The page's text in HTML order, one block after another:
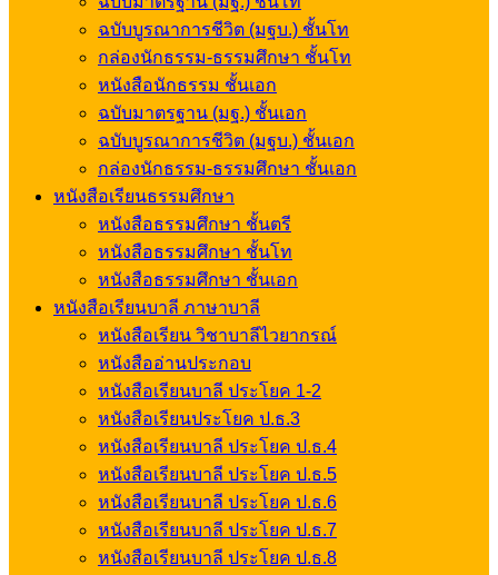
ฉบับบูรณาการชีวิต (มฐบ.) ชั้นโท
กล่องนักธรรม-ธรรมศึกษา ชั้นโท
หนังสือนักธรรม ชั้นเอก
ฉบับมาตรฐาน (มฐ.) ชั้นเอก
ฉบับบูรณาการชีวิต (มฐบ.) ชั้นเอก
กล่องนักธรรม-ธรรมศึกษา ชั้นเอก
หนังสือเรียนธรรมศึกษา
หนังสือธรรมศึกษา ชั้นตรี
หนังสือธรรมศึกษา ชั้นโท
หนังสือธรรมศึกษา ชั้นเอก
หนังสือเรียนบาลี ภาษาบาลี
หนังสือเรียน วิชาบาลีไวยากรณ์
หนังสืออ่านประกอบ
หนังสือเรียนบาลี ประโยค 1-2
หนังสือเรียนประโยค ป.ธ.3
หนังสือเรียนบาลี ประโยค ป.ธ.4
หนังสือเรียนบาลี ประโยค ป.ธ.5
หนังสือเรียนบาลี ประโยค ป.ธ.6
หนังสือเรียนบาลี ประโยค ป.ธ.7
หนังสือเรียนบาลี ประโยค ป.ธ.8